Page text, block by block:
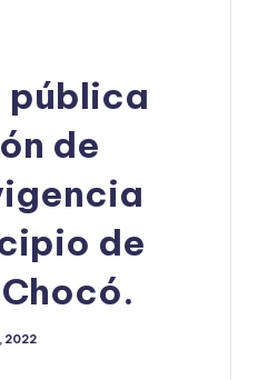
pública
de
de
2022